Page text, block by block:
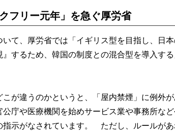
フリー元年」を急ぐ厚労省
て、厚労省では「イギリス型を目指し、日
するため、韓国の制度との混合型を導入す
が違うのかというと、「屋内禁煙」に例外
庁や医療機関を始めサービス業や事務所な
指示がなされています。 ただし、ルールがあ